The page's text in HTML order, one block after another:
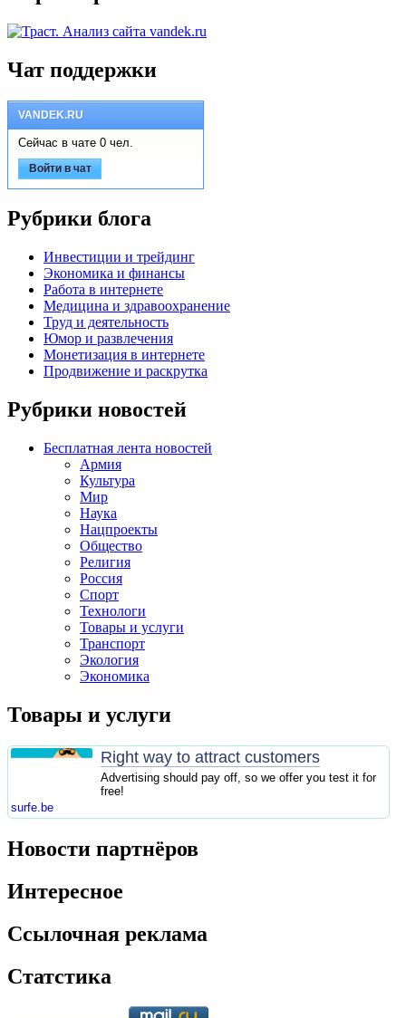
Чат поддержки
VANDEK.RU
Сейчас в чате 0 чел.
Войти в чат
Рубрики блога
Инвестиции и трейдинг
Экономика и финансы
Работа в интернете
Медицина и здравоохранение
Труд и деятельность
Юмор и развлечения
Монетизация в интернете
Продвижение и раскрутка
Рубрики новостей
Бесплатная лента новостей
Армия
Культура
Мир
Наука
Нацпроекты
Общество
Религия
Россия
Спорт
Технологи
Товары и услуги
Транспорт
Экология
Экономика
Товары и услуги
Right way to attract customers
Advertising should pay off, so we offer you test it for
free!
surfe.be
Новости партнёров
Интересное
Ссылочная реклама
Статстика